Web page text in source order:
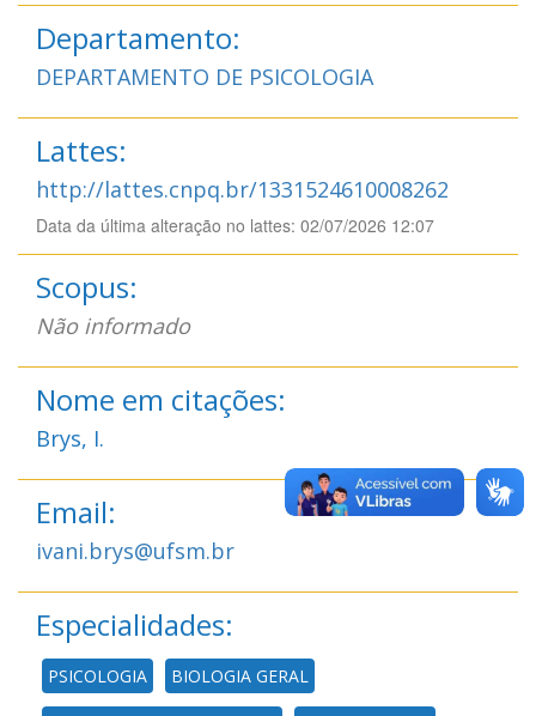
Departamento:
DEPARTAMENTO DE PSICOLOGIA
Lattes:
http://lattes.cnpq.br/1331524610008262
Data da última alteração no lattes: 02/07/2026 12:07
Scopus:
Não informado
Nome em citações:
Brys, I.
Email:
ivani.brys@ufsm.br
Especialidades:
PSICOLOGIA BIOLOGIA GERAL